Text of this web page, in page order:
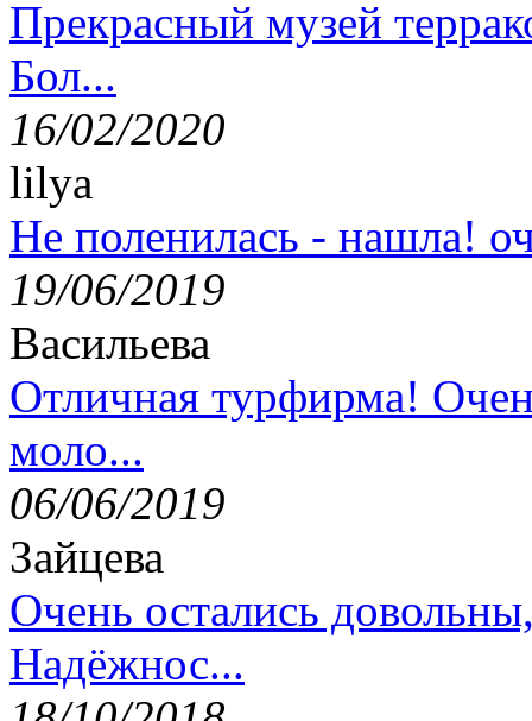
Прекрасный музей
Бол...
16/02/2020
lilya
Не поленилась - нашла!
19/06/2019
Васильева
Отличная турфирма!
моло...
06/06/2019
Зайцева
Очень остались
Надёжнос...